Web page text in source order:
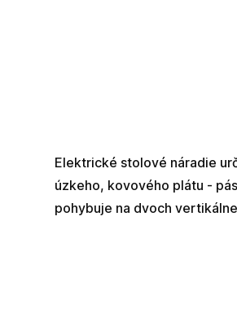
Elektrické stolové náradie
úzkeho, kovového plátu -
pohybuje na dvoch